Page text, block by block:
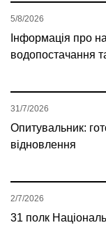
Інформація про
водопостачання
5/8/2026
Опитувальник:
відновлення
31/7/2026
31 полк
2/7/2026